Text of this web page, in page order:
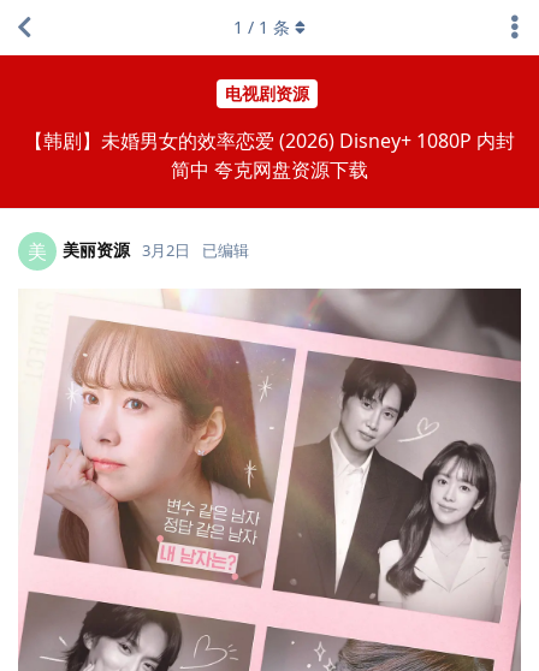
电视剧资源
【韩剧】未婚男女的效率恋爱 (2026) Disney+ 1080P 内封
简中 夸克网盘资源下载
1 / 1 条
美 美丽资源 3月2日 已编辑